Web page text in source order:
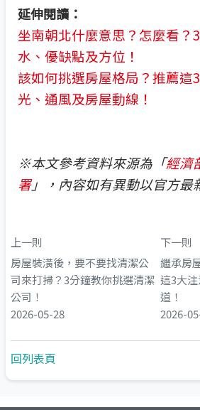
延伸閱讀：
坐南朝北什麼意思？怎麼看？
水、優缺點及方位！
該如何挑選房屋格局？推薦這
光、通風及房屋動線！
※本文參考資料來源為「經濟
署」，內容如有異動以官方最
上一則
房屋裝潢後，要不要找清潔公
司來打掃？3分鐘教你挑選清潔
公司！
2026-05-28
下一則
繼承房
這3大
道！
2026-
回列表頁